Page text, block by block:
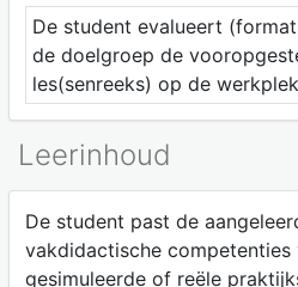
De student evalueert
de doelgroep de
les(senreeks) op de
Leerinhoud
De student past de
vakdidactische
gesimuleerde of reële